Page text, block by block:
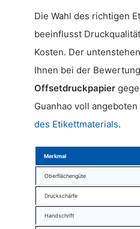
Die Wahl des richtigen
beeinflusst
Kosten. Der
Ihnen bei der Bewertung
Offsetdruckpapier
Guanhao voll angeboten
des Etikettmaterials.
Merkmal
Oberflächengüte
Druckschärfe
Handschrift